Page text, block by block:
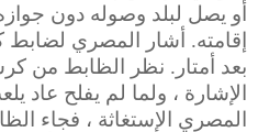
أو يصل لبلد وصوله دون
إقامته. أشار المصري
بعد أمتار. نظر الظابط من
الإشارة ، ولما لم يفلح عاد
المصري الإستغاثة ، فجاء